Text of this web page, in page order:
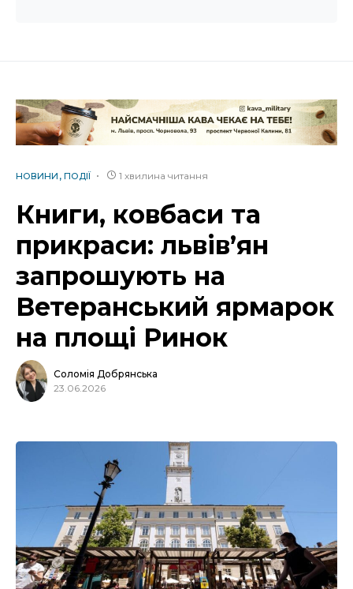
НОВИНИ ПОДІЇ 1 хвилина читання
Книги, ковбаси та
прикраси: львів’ян
запрошують на
Ветеранський ярмарок
на площі Ринок
Соломія Добрянська
23.06.2026